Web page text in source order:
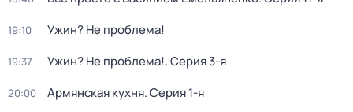
19:10 Ужин? Не проблема!
19:37 Ужин? Не проблема!. Серия 3-я
20:00 Армянская кухня. Серия 1-я